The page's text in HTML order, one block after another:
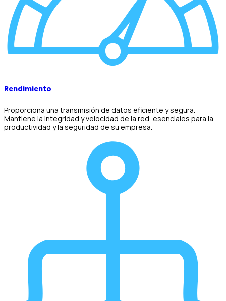
Rendimiento
Proporciona una transmisión de datos eficiente y segura.
Mantiene la integridad y velocidad de la red, esenciales para la
productividad y la seguridad de su empresa.